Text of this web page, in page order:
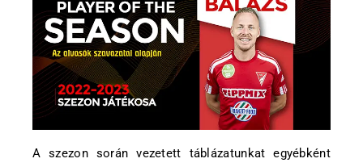
A szezon során vezetett táblázatunkat egyébként